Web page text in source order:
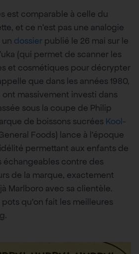
est comparable à celle du
et ce n’est pas une analogie
un dossier publié le 26 mai sur le
(qui permet de scanner les
et cosmétiques pour décrypter
que dans les années 1980,
massivement investi dans
sous la coupe de Philip
de boissons sucrées Kool-
Foods) lance à l’époque
permettant aux enfants de
contre des
de la marque, exactement
Marlboro avec sa clientèle.
pots qu’on fait les meilleures